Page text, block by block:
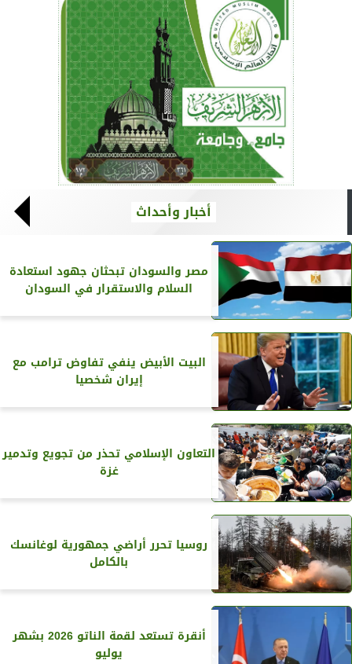
أخبار وأحداث
مصر والسودان تبحثان جهود استعادة
السلام والاستقرار في السودان
البيت الأبيض ينفي تفاوض ترامب مع
إيران شخصيا
التعاون الإسلامي تحذر من تجويع وتدمير
غزة
روسيا تحرر أراضي جمهورية لوغانسك
بالكامل
أنقرة تستعد لقمة الناتو 2026 بشهر
يوليو